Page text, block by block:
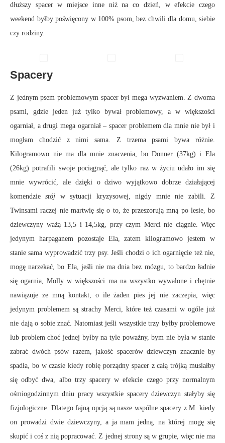
dłuższy spacer w miejsce inne niż na co dzień, w efekcie czego
weekend byłby poświęcony w 100% psom, bez chwili dla domu, siebie
czy rodziny.
Spacery
Z jednym psem problemowym spacer był mega wyzwaniem. Z dwoma
psami, gdzie jeden już tylko bywał problemowy, a w większości
ogarniał, a drugi mega ogarniał – spacer problemem dla mnie nie był i
mogłam chodzić z nimi sama. Z trzema psami bywa różnie.
Kilogramowo nie ma dla mnie znaczenia, bo Donner (37kg) i Ela
(26kg) potrafili swoje pociągnąć, ale tylko raz w życiu udało im się
mnie wywrócić, ale dzięki o dziwo wyjątkowo dobrze działającej
komendziestój w sytuacji kryzysowej, nigdy mnie nie zabili. Z
Twinsami raczej nie martwię się o to, że przeszorują mną po lesie, bo
dziewczyny ważą 13,5 i 14,5kg, przy czym Merci nie ciągnie. Więc
jedynym harpaganem pozostaje Ela, zatem kilogramowo jestem w
stanie sama wyprowadzić trzy psy. Jeśli chodzi o ich ogarnięcie też nie,
mogę narzekać, bo Ela, jeśli nie ma dnia bez mózgu, to bardzo ładnie
się ogarnia, Molly w większości ma na wszystko wywalone i chętnie
nawiązuje ze mną kontakt, o ile żaden pies jej nie zaczepia, więc
jedynym problemem są strachy Merci, które też czasami w ogóle już
nie dają o sobie znać. Natomiast jeśli wszystkie trzy byłby problemowe
lub problem choć jednej byłby na tyle poważny, bym nie była w stanie
zabrać dwóch psów razem, jakość spacerów dziewczyn znacznie by
spadła, bo w czasie kiedy robię porządny spacer z całą trójką musiałby
się odbyć dwa, albo trzy spacery w efekcie czego przy normalnym
ośmiogodzinnym dniu pracy wszystkie spacery dziewczyn stałyby się
fizjologiczne. Dlatego fajną opcją są nasze wspólne spacery z M. kiedy
on prowadzi dwie dziewczyny, a ja mam jedną, na której mogę się
skupić i coś z nią popracować. Z jednej strony są w grupie, więc nie ma